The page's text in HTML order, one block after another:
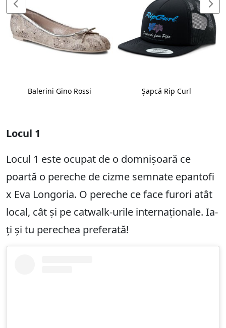
Balerini Gino Rossi Șapcă Rip Curl
Locul 1
Locul 1 este ocupat de o domnișoară ce
poartă o pereche de cizme semnate epantofi
x Eva Longoria. O pereche ce face furori atât
local, cât și pe catwalk-urile internaționale. Ia-
ți și tu perechea preferată!